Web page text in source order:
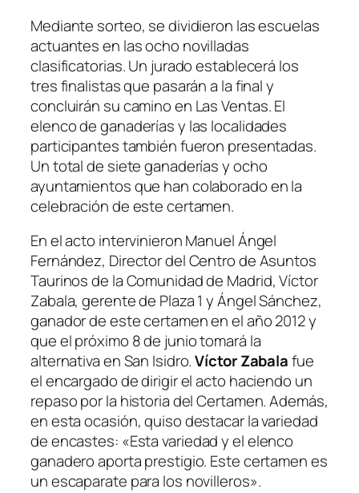
Mediante sorteo, se dividieron las escuelas
actuantes en las ocho novilladas
clasificatorias. Un jurado establecerá los
tres finalistas que pasarán a la final y
concluirán su camino en Las Ventas. El
elenco de ganaderías y las localidades
participantes también fueron presentadas.
Un total de siete ganaderías y ocho
ayuntamientos que han colaborado en la
celebración de este certamen.
En el acto intervinieron Manuel Ángel
Fernández, Director del Centro de Asuntos
Taurinos de la Comunidad de Madrid, Víctor
Zabala, gerente de Plaza 1 y Ángel Sánchez,
ganador de este certamen en el año 2012 y
que el próximo 8 de junio tomará la
alternativa en San Isidro.Víctor Zabalafue
el encargado de dirigir el acto haciendo un
repaso por la historia del Certamen. Además,
en esta ocasión, quiso destacar la variedad
de encastes: «Esta variedad y el elenco
ganadero aporta prestigio. Este certamen es
un escaparate para los novilleros».